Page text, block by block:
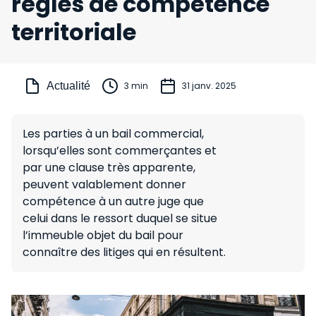
territoriale
Actualité 3 min 31 janv. 2025
Les parties à un bail commercial,
lorsqu’elles sont commerçantes et
par une clause très apparente,
peuvent valablement donner
compétence à un autre juge que
celui dans le ressort duquel se situe
l’immeuble objet du bail pour
connaître des litiges qui en résultent.